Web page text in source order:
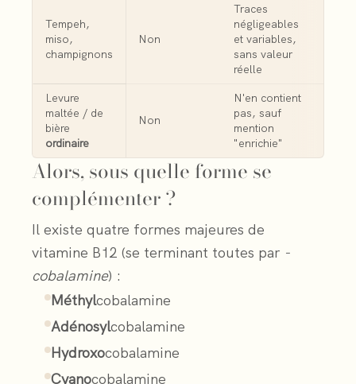
Tempeh,
miso,
champignons
Non
Traces
négligeables
et variables,
sans valeur
réelle
Levure
maltée / de
bière
ordinaire
Non
N'en contient
pas, sauf
mention
"enrichie"
Alors, sous quelle forme se
complémenter ?
Il existe quatre formes majeures de
vitamine B12 (se terminant toutes par -
cobalamine) :
Méthylcobalamine
Adénosylcobalamine
Hydroxocobalamine
Cyanocobalamine